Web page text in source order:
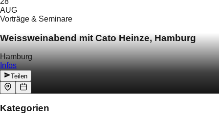
AUG
Vorträge & Seminare
Weissweinabend mit Cato Heinze, Hamburg
Hamburg
Infos
Teilen
Kategorien